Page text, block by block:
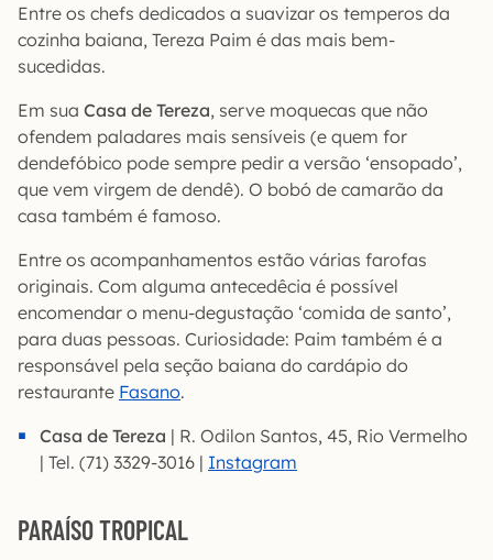
Entre os chefs dedicados a suavizar os temperos da
cozinha baiana, Tereza Paim é das mais bem-
sucedidas.
Em sua Casa de Tereza, serve moquecas que não
ofendem paladares mais sensíveis (e quem for
dendefóbico pode sempre pedir a versão ‘ensopado’,
que vem virgem de dendê). O bobó de camarão da
casa também é famoso.
Entre os acompanhamentos estão várias farofas
originais. Com alguma antecedêcia é possível
encomendar o menu-degustação ‘comida de santo’,
para duas pessoas. Curiosidade: Paim também é a
responsável pela seção baiana do cardápio do
restaurante Fasano.
Casa de Tereza | R. Odilon Santos, 45, Rio Vermelho
| Tel. (71) 3329-3016 | Instagram
PARAÍSO TROPICAL